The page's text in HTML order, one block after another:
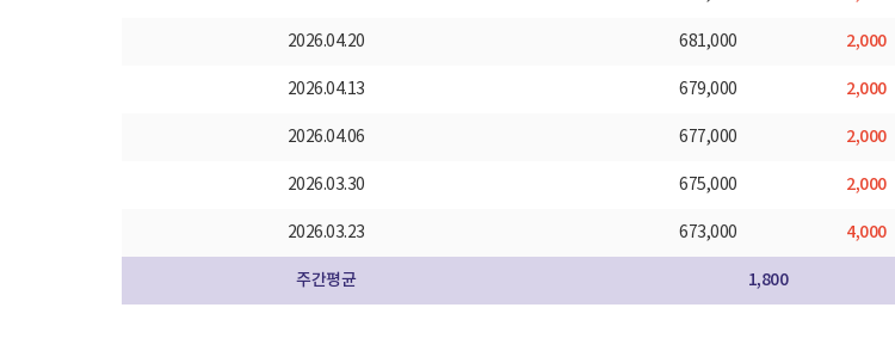
2026.04.20 681,000 2,000
2026.04.13 679,000 2,000
2026.04.06 677,000 2,000
2026.03.30 675,000 2,000
2026.03.23 673,000 4,000
주간평균 1,800